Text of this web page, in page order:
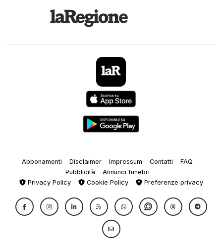
Abbonamenti Disclaimer Impressum Contatti
FAQ
Pubblicità
Annunci funebri
Privacy Policy
Cookie Policy Preferenze privacy